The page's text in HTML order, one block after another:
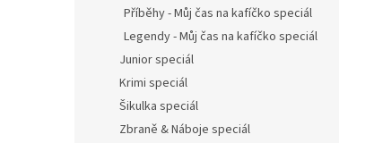
Příběhy - Můj čas na kafíčko speciál
Legendy - Můj čas na kafíčko speciál
Junior speciál
Krimi speciál
Šikulka speciál
Zbraně & Náboje speciál